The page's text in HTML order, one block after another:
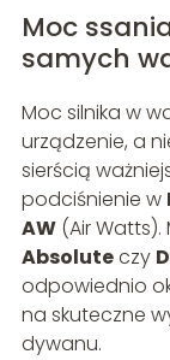
Moc
samych
Moc silnika w
urządzenie, a
sierścią
podciśnienie w
AW(Air Watts).
Absoluteczy
odpowiednio
na skuteczne
dywanu.